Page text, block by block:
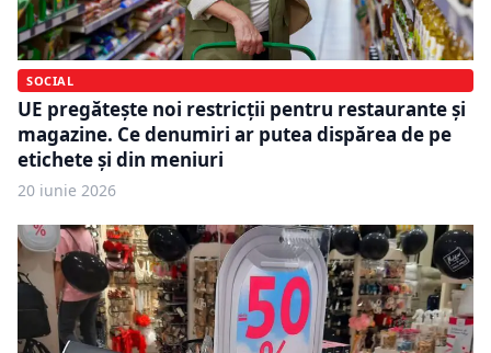
SOCIAL
UE pregătește noi restricții pentru restaurante și
magazine. Ce denumiri ar putea dispărea de pe
etichete și din meniuri
20 iunie 2026